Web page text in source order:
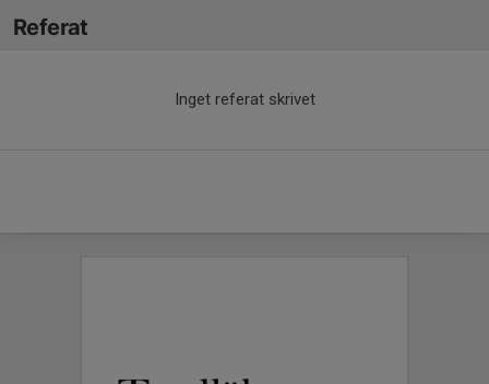
Referat
Inget referat skrivet